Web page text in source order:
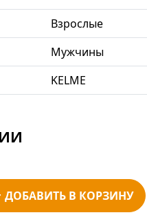
Взрослые
Мужчины
KELME
ДОБАВИТЬ В КОРЗИНУ